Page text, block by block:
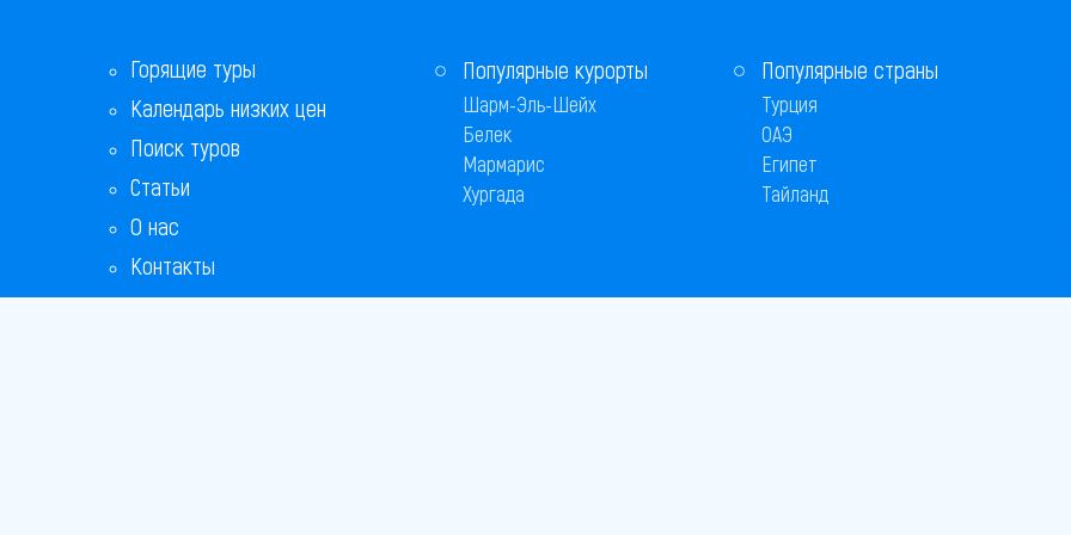
Горящие туры
Календарь низких цен
Поиск туров
Статьи
О нас
Контакты
Бонусная программа
Популярные курорты
Шарм-Эль-Шейх
Белек
Мармарис
Хургада
Популярные страны
Турция
ОАЭ
Египет
Тайланд